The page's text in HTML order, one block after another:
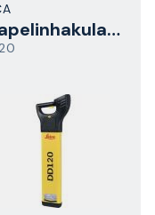
Kaapelinhakulaite